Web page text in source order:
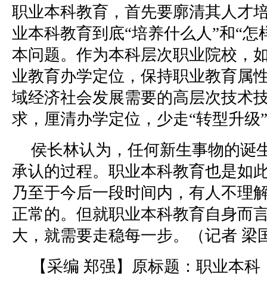
职业本科教育，首先要廓清其人才
业本科教育到底“培养什么人”和“怎
本问题。作为本科层次职业院校，
业教育办学定位，保持职业教育属
域经济社会发展需要的高层次技术
求，厘清办学定位，少走“转型升级
侯长林认为，任何新生事物的诞
承认的过程。职业本科教育也是如
乃至于今后一段时间内，有人不理
正常的。但就职业本科教育自身而
大，就需要走稳每一步。（记者 梁
【采编 郑强】原标题：职业本